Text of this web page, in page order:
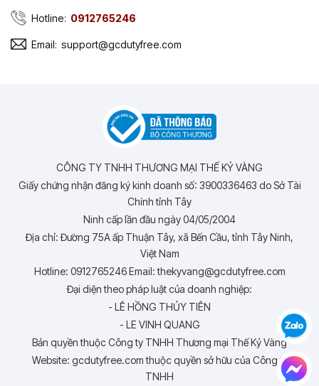
Hotline: 0912765246
Email: support@gcdutyfree.com
CÔNG TY TNHH THƯƠNG MẠI THẾ KỶ VÀNG
Giấy chứng nhận đăng ký kinh doanh số: 3900336463 do Sở Tài
Chính tỉnh Tây
Ninh cấp lần đầu ngày 04/05/2004
Địa chỉ: Đường 75A ấp Thuận Tây, xã Bến Cầu, tỉnh Tây Ninh,
Việt Nam
Hotline: 0912765246 Email: thekyvang@gcdutyfree.com
Đại diện theo pháp luật của doanh nghiệp:
- LÊ HỒNG THỦY TIÊN
- LE VINH QUANG
Bản quyền thuộc Công ty TNHH Thương mại Thế Kỷ Vàng
Website: gcdutyfree.com thuộc quyền sở hữu của Công ty
TNHH